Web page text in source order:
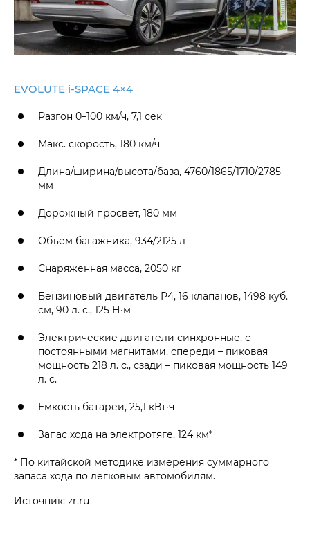
EVOLUTE i‑SPACE 4×4
Разгон 0–100 км/ч, 7,1 сек
Макс. скорость, 180 км/ч
Длина/ширина/высота/база, 4760/1865/1710/2785
мм
Дорожный просвет, 180 мм
Объем багажника, 934/2125 л
Снаряженная масса, 2050 кг
Бензиновый двигатель Р4, 16 клапанов, 1498 куб.
см, 90 л. с., 125 Н·м
Электрические двигатели синхронные, с
постоянными магнитами, спереди – пиковая
мощность 218 л. с., сзади – пиковая мощность 149
л. с.
Емкость батареи, 25,1 кВт·ч
Запас хода на электротяге, 124 км*
* По китайской методике измерения суммарного
запаса хода по легковым автомобилям.
Источник: zr.ru